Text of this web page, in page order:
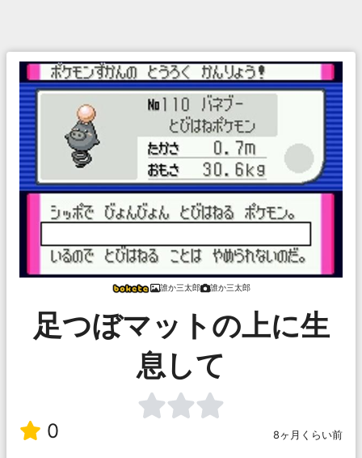
誰か三太郎 誰か三太郎
足つぼマットの上に生
息して
0 8ヶ月くらい前